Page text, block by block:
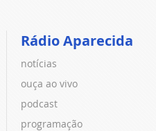
Rádio Aparecida
notícias
ouça ao vivo
podcast
programação